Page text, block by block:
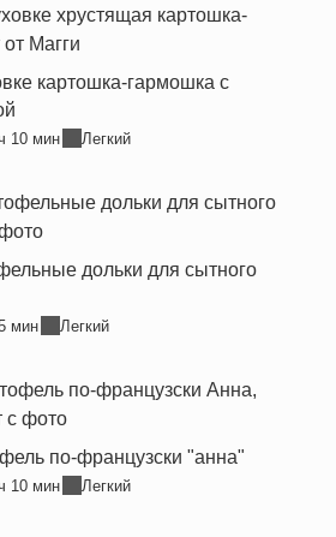
картошка-гармошка с
10 мин Легкий
дольки для сытного
мин Легкий
по-французски "анна"
10 мин Легкий